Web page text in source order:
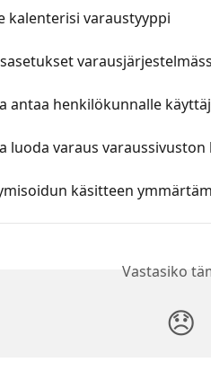
kalenterisi varaustyyppi
antaa henkilökunnalle
luoda varaus varaussivuston
käsitteen
Vastasiko
😞